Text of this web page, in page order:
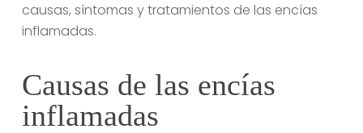
causas, síntomas y tratamientos de las encías
inflamadas.
Causas de las encías
inflamadas